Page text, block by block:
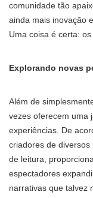
comunidade tão
ainda mais inovação
Uma coisa é certa: os
Explorando novas
Além de
vezes oferecem uma
experiências. De
criadores de
de leitura,
espectadores
narrativas que talvez